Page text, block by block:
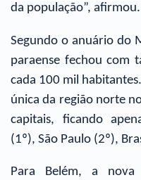
da população”, afirmou.
Segundo o anuário do
paraense fechou com
cada 100 mil
única da região norte
capitais, ficando
(1º), São Paulo (2º),
Para Belém, a nova